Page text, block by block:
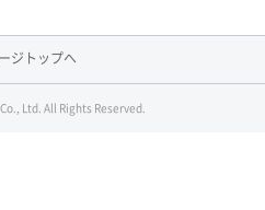
ジトップへ
Ltd. All Rights Reserved.